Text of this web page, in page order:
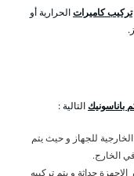
تركيب كاميراتالحرارية أو
باناسونيك التالية :
للجهاز و حيث يتم
الخارج.
حداثة و يتم تركيبه